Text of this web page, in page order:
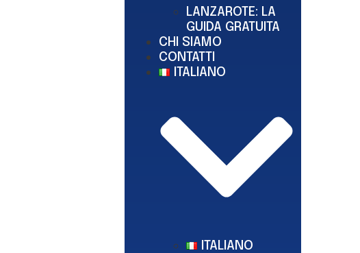
LANZAROTE: LA
GUIDA GRATUITA
CHI SIAMO
CONTATTI
ITALIANO
ITALIANO